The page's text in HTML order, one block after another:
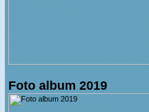
Foto album 2019